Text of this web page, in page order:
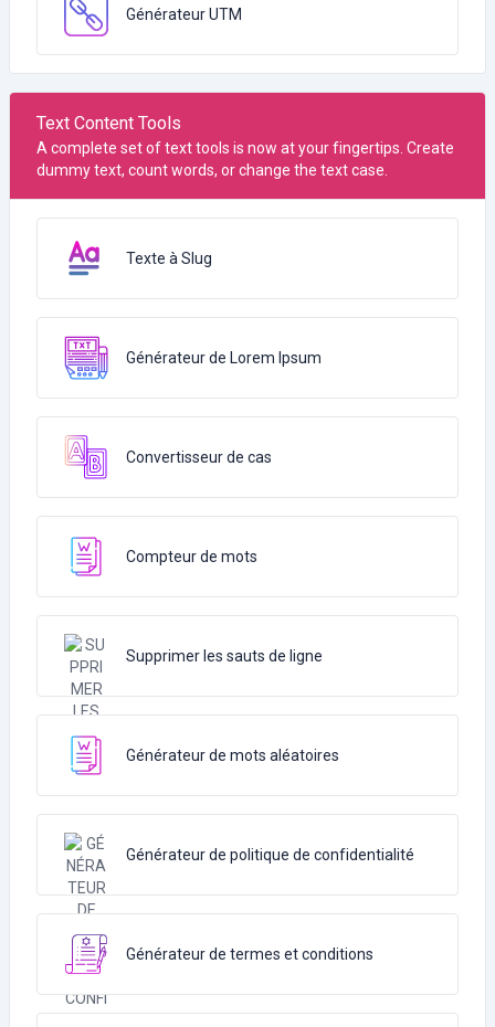
Générateur UTM
Text Content Tools
A complete set of text tools is now at your fingertips. Create
dummy text, count words, or change the text case.
Texte à Slug
Générateur de Lorem Ipsum
Convertisseur de cas
Compteur de mots
Supprimer les sauts de ligne
Générateur de mots aléatoires
Générateur de politique de confidentialité
Générateur de termes et conditions